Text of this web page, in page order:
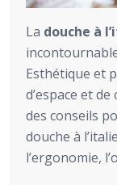
La douche à
Esthétique et
d’espace et
des conseils
douche à
l’ergonomie,